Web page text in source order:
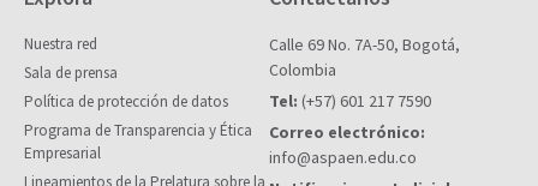
Nuestra red
Sala de prensa
Política de protección de datos
Programa de Transparencia y Ética
Empresarial
Lineamientos de la Prelatura sobre la
Calle 69 No. 7A-50, Bogotá,
Colombia
Tel: (+57) 601 217 7590
Correo electrónico:
info@aspaen.edu.co